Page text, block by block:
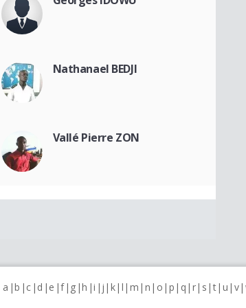
Nathanael BEDJI
Vallé Pierre ZON
a b c d e f g h i j k l m n o p q r s t u v